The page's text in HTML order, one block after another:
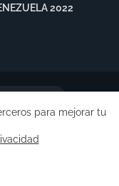
2022
por
para mejorar tu